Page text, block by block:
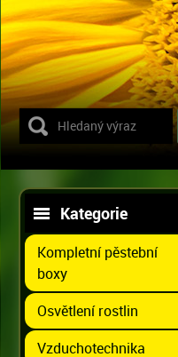
Kategorie
Kompletní pěstební
boxy
Osvětlení rostlin
Vzduchotechnika